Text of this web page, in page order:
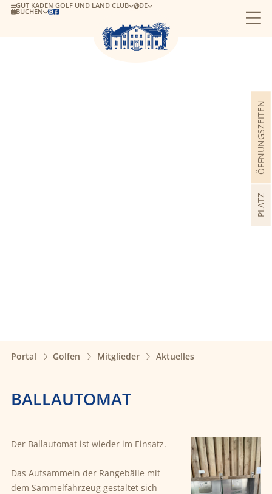
BUCHEN 
GUT KADEN GOLF UND LAND CLUB DE
PLATZ
ÖFFNUNGSZEITEN
Portal Golfen Mitglieder Aktuelles
BALLAUTOMAT
Der Ballautomat ist wieder im Einsatz.
Das Aufsammeln der Rangebälle mit
dem Sammelfahrzeug gestaltet sich